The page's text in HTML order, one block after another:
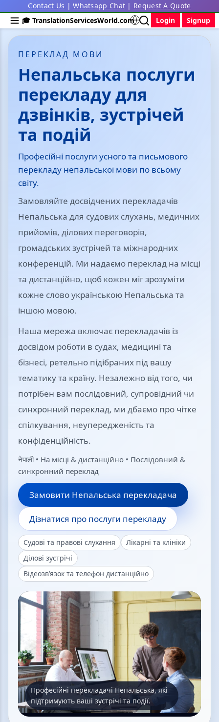
Contact Us |Whatsapp Chat | Request A Quote
🎓 TranslationServicesWorld.com
Login Signup
ПЕРЕКЛАД МОВИ
Непальська послуги
перекладу для
дзвінків, зустрічей
та подій
Професійні послуги усного та письмового
перекладу непальської мови по всьому
світу.
Замовляйте досвідчених перекладачів
Непальська для судових слухань, медичних
прийомів, ділових переговорів,
громадських зустрічей та міжнародних
конференцій. Ми надаємо переклад на місці
та дистанційно, щоб кожен міг зрозуміти
кожне слово українською Непальська та
іншою мовою.
Наша мережа включає перекладачів із
досвідом роботи в судах, медицині та
бізнесі, ретельно підібраних під вашу
тематику та країну. Незалежно від того, чи
потрібен вам послідовний, супровідний чи
синхронний переклад, ми дбаємо про чітке
спілкування, неупередженість та
конфіденційність.
नेपाली • На місці & дистанційно • Послідовний &
синхронний переклад
Замовити Непальська перекладача
Дізнатися про послуги перекладу
Судові та правові слухання
Лікарні та клініки
Ділові зустрічі
Відеозв’язок та телефон дистанційно
Професійні перекладачі Непальська, які
підтримують ваші зустрічі та події.